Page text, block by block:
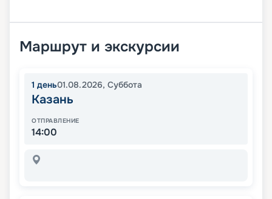
Маршрут и экскурсии
1 день01.08.2026, Суббота
Казань
ОТПРАВЛЕНИЕ
14:00